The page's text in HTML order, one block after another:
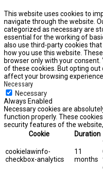
This website uses cookies to
navigate through the website.
categorized as necessary are
essential for the working of
also use third-party cookies
how you use this website.
browser only with your
of these cookies. But opting
affect your browsing experience.
Necessary
Necessary
Always Enabled
Necessary cookies are
function properly. These
security features of the
Cookie
Duration
cookielawinfo-
checkbox-analytics
11
months